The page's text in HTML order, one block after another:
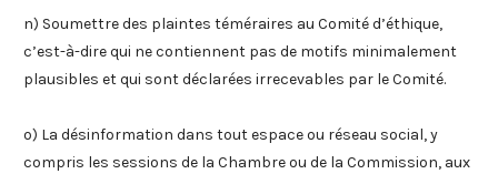
n) Soumettre des plaintes téméraires au Comité d’éthique,
c’est-à-dire qui ne contiennent pas de motifs minimalement
plausibles et qui sont déclarées irrecevables par le Comité.
o) La désinformation dans tout espace ou réseau social, y
compris les sessions de la Chambre ou de la Commission, aux